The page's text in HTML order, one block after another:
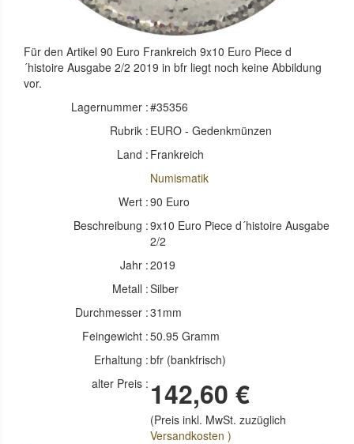
Für den Artikel 90 Euro Frankreich 9x10 Euro Piece d
´histoire Ausgabe 2/2 2019 in bfr liegt noch keine Abbildung
vor.
Lagernummer :#35356
Rubrik : EURO - Gedenkmünzen
Land : Frankreich
Numismatik
Wert :90 Euro
Beschreibung :9x10 Euro Piece d´histoire Ausgabe
2/2
Jahr :2019
Metall :Silber
Durchmesser :31mm
Feingewicht :50.95 Gramm
Erhaltung :bfr (bankfrisch)
alter Preis : 142,60 €
(Preis inkl. MwSt. zuzüglich
Versandkosten )